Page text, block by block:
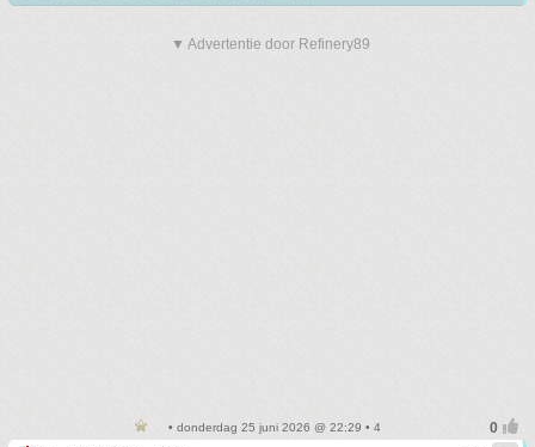
▼ Advertentie door Refinery89
• donderdag 25 juni 2026 @ 22:29 • 4